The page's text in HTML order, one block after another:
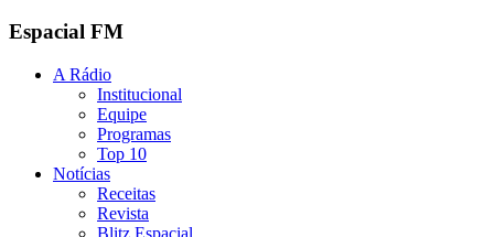
Espacial FM
A Rádio
Institucional
Equipe
Programas
Top 10
Notícias
Receitas
Revista
Blitz Espacial